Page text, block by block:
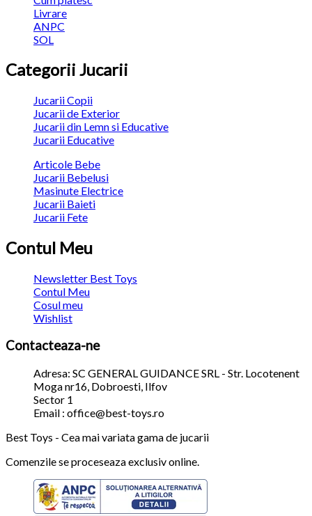
Livrare
ANPC
SOL
Categorii Jucarii
Jucarii Copii
Jucarii de Exterior
Jucarii din Lemn si Educative
Jucarii Educative
Articole Bebe
Jucarii Bebelusi
Masinute Electrice
Jucarii Baieti
Jucarii Fete
Contul Meu
Newsletter Best Toys
Contul Meu
Cosul meu
Wishlist
Contacteaza-ne
Adresa: SC GENERAL GUIDANCE SRL - Str. Locotenent
Moga nr16, Dobroesti, Ilfov
Sector 1
Email : office@best-toys.ro
Best Toys - Cea mai variata gama de jucarii
Comenzile se proceseaza exclusiv online.